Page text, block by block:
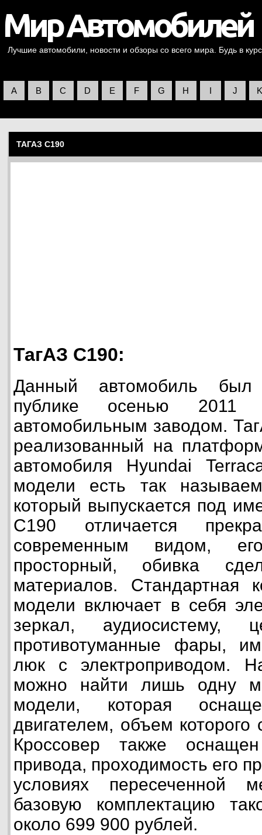
Лучшие автомобили, новости и обзоры со всего мира. Будь в
A B C D E F G H I J K
ТАГАЗ C190
ТагАЗ C190:
Данный автомобиль был
публике осенью 2011
автомобильным заводом.
реализованный на
автомобиля Hyundai
модели есть так
который выпускается под
C190 отличается
современным видом,
просторный, обивка
материалов. Стандартная
модели включает в себя
зеркал, аудиосистему,
противотуманные фары,
люк с электроприводом.
можно найти лишь одну
модели, которая
двигателем, объем которого
Кроссовер также
привода, проходимость его
условиях пересеченной
базовую комплектацию
около 699 900 рублей.